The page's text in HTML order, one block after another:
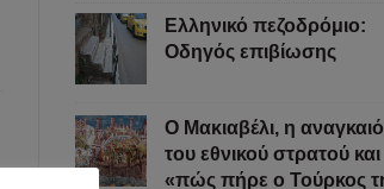
Ελληνικό πεζοδρόμιο:
Οδηγός επιβίωσης
Ο Μακιαβέλι, η
του εθνικού στρατού και
«πώς πήρε ο Τούρκος